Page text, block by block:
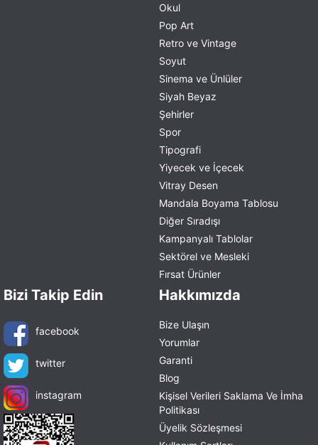
Okul
Pop Art
Retro ve Vintage
Soyut
Sinema ve Ünlüler
Siyah Beyaz
Şehirler
Spor
Tipografi
Yiyecek ve İçecek
Vitray Desen
Mandala Boyama Tablosu
Diğer Sıradışı
Kampanyalı Tablolar
Sektörel ve Mesleki
Fırsat Ürünler
Bizi Takip Edin
facebook
twitter
instagram
Hakkımızda
Bize Ulaşın
Yorumlar
Garanti
Blog
Kişisel Verileri Saklama Ve İmha
Politikası
Üyelik Sözleşmesi